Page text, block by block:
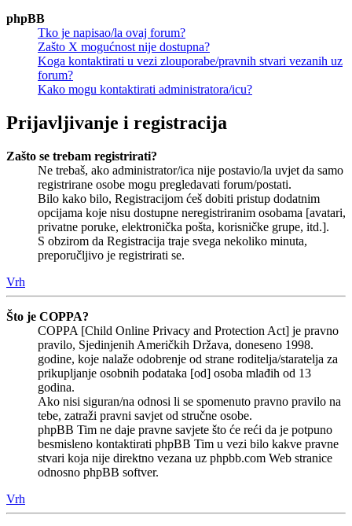
phpBB
Tko je napisao/la ovaj forum?
Zašto X mogućnost nije dostupna?
Koga kontaktirati u vezi zlouporabe/pravnih stvari vezanih uz
forum?
Kako mogu kontaktirati administratora/icu?
Prijavljivanje i registracija
Zašto se trebam registrirati?
Ne trebaš, ako administrator/ica nije postavio/la uvjet da samo
registrirane osobe mogu pregledavati forum/postati.
Bilo kako bilo, Registracijom ćeš dobiti pristup dodatnim
opcijama koje nisu dostupne neregistriranim osobama [avatari,
privatne poruke, elektronička pošta, korisničke grupe, itd.].
S obzirom da Registracija traje svega nekoliko minuta,
preporučljivo je registrirati se.
Vrh
Što je COPPA?
COPPA [Child Online Privacy and Protection Act] je pravno
pravilo, Sjedinjenih Američkih Država, doneseno 1998.
godine, koje nalaže odobrenje od strane roditelja/staratelja za
prikupljanje osobnih podataka [od] osoba mlađih od 13
godina.
Ako nisi siguran/na odnosi li se spomenuto pravno pravilo na
tebe, zatraži pravni savjet od stručne osobe.
phpBB Tim ne daje pravne savjete što će reći da je potpuno
besmisleno kontaktirati phpBB Tim u vezi bilo kakve pravne
stvari koja nije direktno vezana uz phpbb.com Web stranice
odnosno phpBB softver.
Vrh